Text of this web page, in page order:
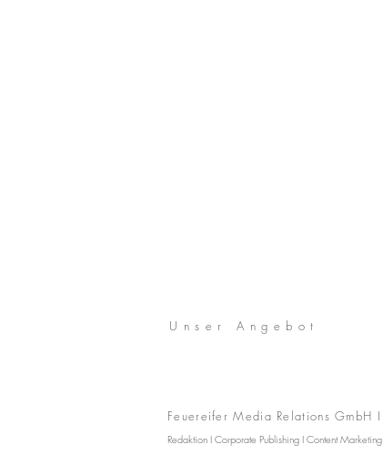
Unser Angebot
Feuereifer Media Relations GmbH I
Redaktion I Corporate Publishing I Content Marketing